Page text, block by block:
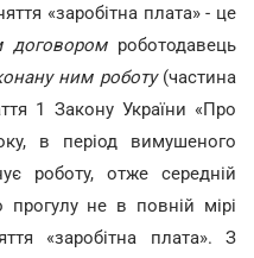
«заробітна плата» - це
договоромроботодавець
ним роботу (частина
1 Закону України «Про
в період вимушеного
роботу, отже середній
не в повній мірі
«заробітна плата». З